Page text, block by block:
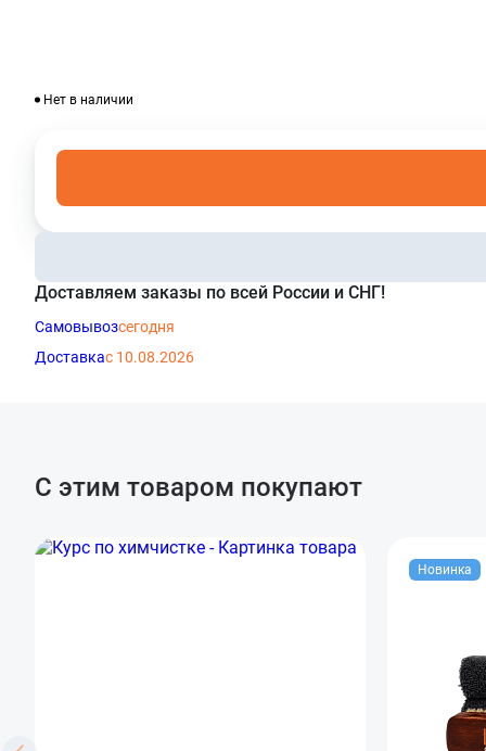
Нет в наличии
Доставляем заказы по всей России и СНГ!
Самовывозсегодня
Доставкас 10.08.2026
С этим товаром покупают
Новинка